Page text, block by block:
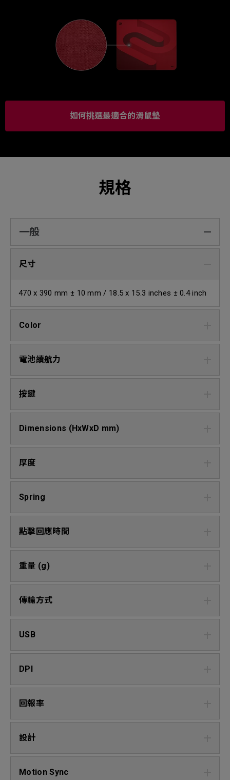
如何挑選最適合的滑鼠墊
規格
一般
尺寸
470 x 390 mm ± 10 mm / 18.5 x 15.3 inches ± 0.4 inch
Color
電池續航力
按鍵
Dimensions (HxWxD mm)
厚度
Spring
點擊回應時間
重量 (g)
傳輸方式
USB
DPI
回報率
設計
Motion Sync